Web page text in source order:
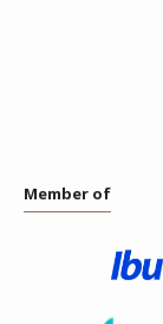
Member of